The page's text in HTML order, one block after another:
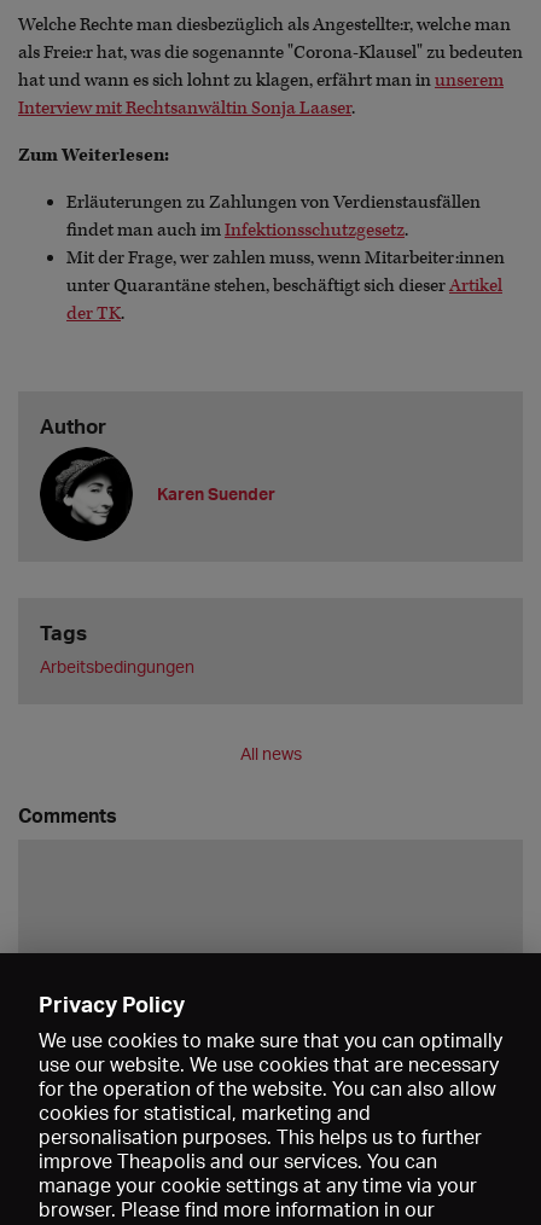
Welche Rechte man diesbezüglich als Angestellte:r, welche man
als Freie:r hat, was die sogenannte "Corona-Klausel" zu bedeuten
hat und wann es sich lohnt zu klagen, erfährt man inunserem
Interview mit Rechtsanwältin Sonja Laaser.
Zum Weiterlesen:
Erläuterungen zu Zahlungen von Verdienstausfällen
findet man auch imInfektionsschutzgesetz.
Mit der Frage, wer zahlen muss, wenn Mitarbeiter:innen
unter Quarantäne stehen, beschäftigt sich dieserArtikel
der TK.
Author
Karen Suender
Tags
Arbeitsbedingungen
All news
Comments
Privacy Policy
We use cookies to make sure that you can optimally
use our website. We use cookies that are necessary
for the operation of the website. You can also allow
cookies for statistical, marketing and
personalisation purposes. This helps us to further
improve Theapolis and our services. You can
manage your cookie settings at any time via your
browser. Please find more information in our